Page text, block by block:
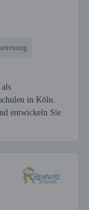
in Köln.
entwickeln Sie